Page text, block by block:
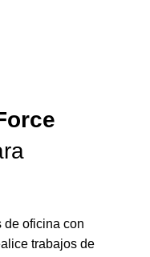
de oficina con
trabajos de